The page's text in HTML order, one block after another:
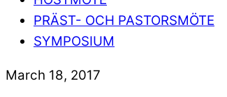
PRÄST- OCH PASTORSMÖTE
SYMPOSIUM
March 18, 2017